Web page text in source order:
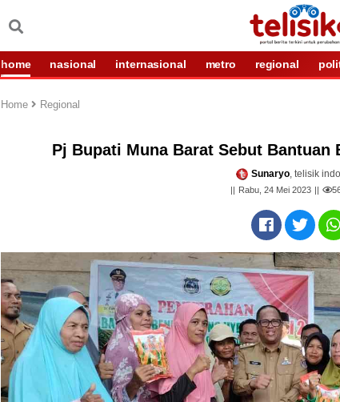
home nasional internasional metro regional
Home Regional
Pj Bupati Muna Barat Sebut
Sunaryo, telisik
Rabu, 24 Mei 2023